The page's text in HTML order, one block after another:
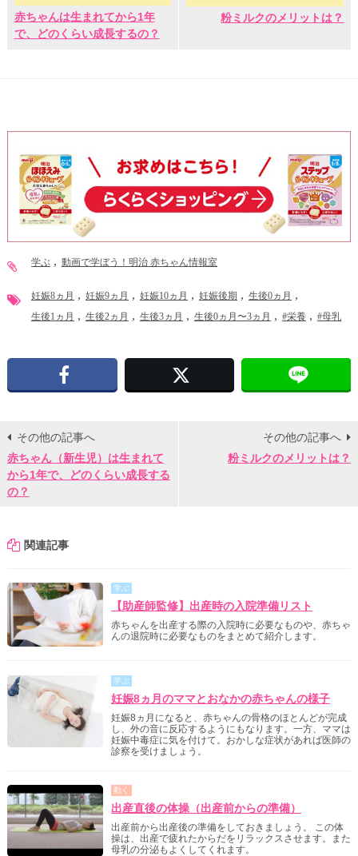
赤ちゃんは生まれてから1年
で、どのくらい成長するの？
粉ミルクのメリットは？
学ぶ 動画で学ぼう！明治 赤ちゃん情報室
妊娠8ヵ月 妊娠9ヵ月 妊娠10ヵ月 妊娠後期 生後0ヵ月
生後1ヵ月 生後2ヵ月 生後3ヵ月 生後0ヵ月〜3ヵ月 #栄養 #母乳
その他の記事へ
赤ちゃん（新生児）は生まれて
から1年で、どのくらい成長する
の？
その他の記事へ
粉ミルクのメリットは？
関連記事
学ぶ
【助産師監修】出産時の入院準備リスト
赤ちゃんを出産する際の入院時に必要なものや、赤ちゃ
んの退院時に必要なものをまとめて紹介します。
学ぶ
妊娠8ヵ月のママとおなかの赤ちゃんの様子
妊娠8ヵ月になると、赤ちゃんの骨格のほとんどが完成
し、外の音に反応するようにもなります。一方、ママは
妊娠中毒症に気を付けて。おかしな症状があれば医師の
診察を受けましょう。
動く
出産直後の体操（出産前からの準備）
出産前から出産後の準備をしておきましょう。 この体
操は、出産で疲れたからだをリラックスさせます。また
母乳の分泌もよくしてくれます。